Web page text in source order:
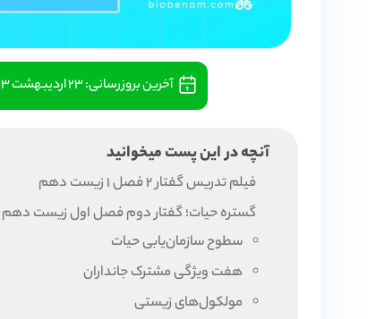
آخرین بروزرسانی:۲۳ اردیبهشت ۱۴۰۳
آنچه در این پست میخوانید
فیلم تدریس گفتار 2 فصل 1 زیست دهم
گستره حیات؛ گفتار دوم فصل اول زیست دهم
سطوح سازمان‌یابی حیات
هفت ویژگی مشترک جانداران
مولکول‌های زیستی